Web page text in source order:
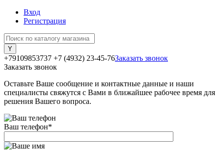
Вход
Регистрация
+79109853737 +7 (4932) 23-45-76Заказать звонок
Заказать звонок
Оставьте Ваше сообщение и контактные данные и наши
специалисты свяжутся с Вами в ближайшее рабочее время для
решения Вашего вопроса.
Ваш телефон*